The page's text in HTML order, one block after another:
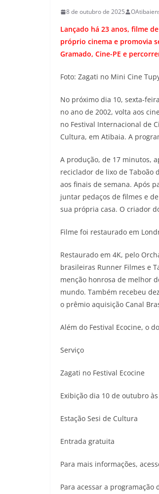
8 de outubro de 2025
Lançado há 23 anos, filme
próprio cinema e promovia
Gramado, Cine-PE e
Foto: Zagati no Mini Cine
No próximo dia 10, sexta-
no ano de 2002, volta aos
no Festival Internacional de
Cultura, em Atibaia. A
A produção, de 17 minutos,
reciclador de lixo de Taboão
aos finais de semana. Após
juntar pedaços de filmes e
sua própria casa. O criador
Filme foi restaurado em
Restaurado em 4K, pelo
brasileiras Runner Filmes e
menção honrosa de melhor
mundo. Também recebeu
o prêmio aquisição Canal
Além do Festival Ecocine, o
Serviço
Zagati no Festival Ecocine
Exibição dia 10 de outubro
Estação Sesi de Cultura
Entrada gratuita
Para mais informações,
Para acessar a programação